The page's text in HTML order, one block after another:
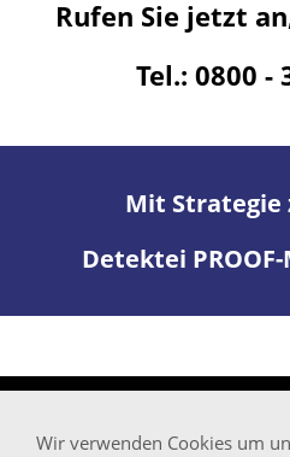
Rufen Sie jetzt
Tel.: 0800 -
Mit Strategie
Detektei PROOF-
Wir verwenden Cookies um